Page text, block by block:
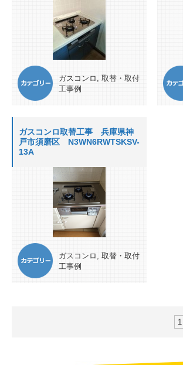
ガスコンロ , 取替・取付
工事例
ガスコンロ取替工事 兵庫県神
戸市須磨区 N3WN6RWTSKSV-
13A
ガスコンロ , 取替・取付
工事例